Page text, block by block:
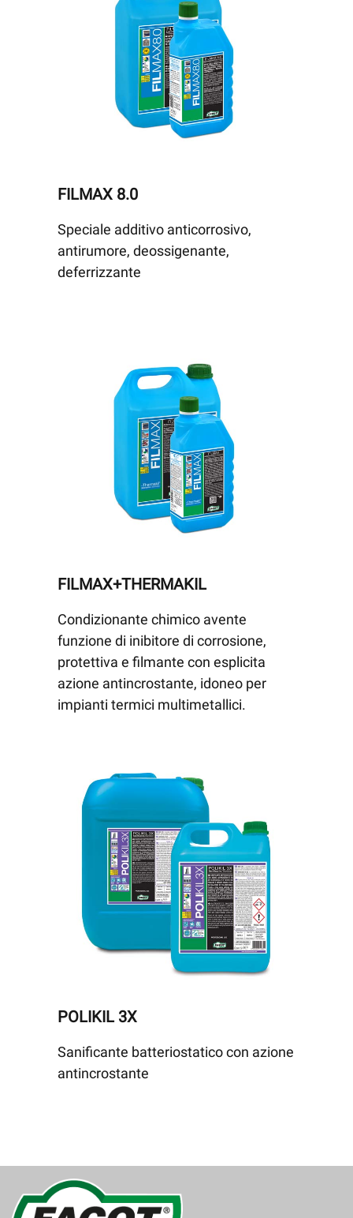
FILMAX 8.0
Speciale additivo anticorrosivo,
antirumore, deossigenante,
deferrizzante
FILMAX+THERMAKIL
Condizionante chimico avente
funzione di inibitore di corrosione,
protettiva e filmante con esplicita
azione antincrostante, idoneo per
impianti termici multimetallici.
POLIKIL 3X
Sanificante batteriostatico con azione
antincrostante